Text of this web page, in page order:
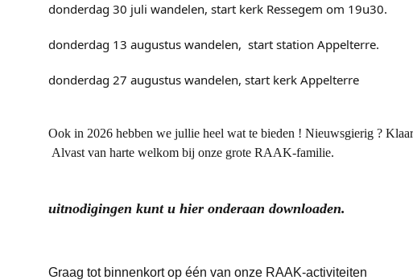
donderdag 30 juli wandelen, start kerk Ressegem om 19u30.
donderdag 13 augustus wandelen, start station Appelterre.
donderdag 27 augustus wandelen, start kerk Appelterre
Ook in 2026 hebben we jullie heel wat te bieden ! Nieuwsgierig ?
Alvast van harte welkom bij onze grote RAAK-familie.
uitnodigingen kunt u hier onderaan downloaden.
Graag tot binnenkort op één van onze RAAK-activiteiten